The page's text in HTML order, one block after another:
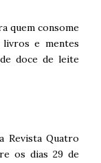
quem consome
e mentes
doce de leite
Revista Quatro
os dias 29 de